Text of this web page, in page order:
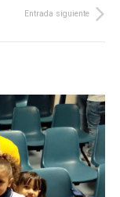
Entrada siguiente